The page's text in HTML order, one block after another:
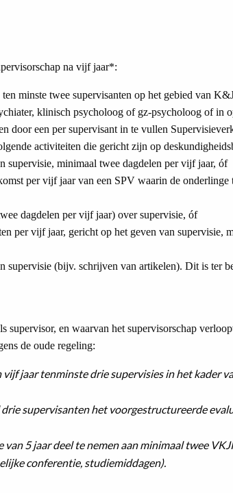
na vijf jaar*:
minste twee supervisanten op het gebied van
klinisch psycholoog of gz-psycholoog of in
door een per supervisant in te vullen
activiteiten die gericht zijn op
supervisie, minimaal twee dagdelen per vijf jaar, óf
per vijf jaar van een SPV waarin de onderlinge
dagdelen per vijf jaar) over supervisie, óf
per vijf jaar, gericht op het geven van supervisie,
supervisie (bijv. schrijven van artikelen). Dit is ter
supervisor, en waarvan het supervisorschap
de oude regeling:
jaar tenminste drie supervisies in het kader
supervisanten het voorgestructureerde
5 jaar deel te nemen aan minimaal twee
conferentie, studiemiddagen).